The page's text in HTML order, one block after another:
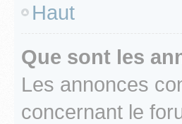
Haut
Que sont les
Les annonces
concernant le